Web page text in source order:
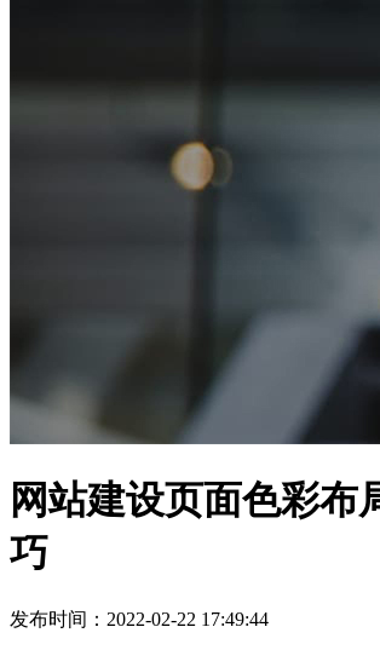
网站建设页面色彩布
巧
发布时间：2022-02-22 17:49:44